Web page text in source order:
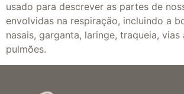
usado para descrever as partes de
envolvidas na respiração, incluindo a
nasais, garganta, laringe, traqueia, vias
pulmões.